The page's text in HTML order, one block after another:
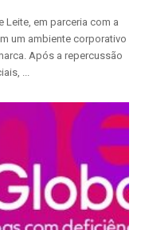
Leite, em parceria com a
um ambiente corporativo
Após a repercussão
...